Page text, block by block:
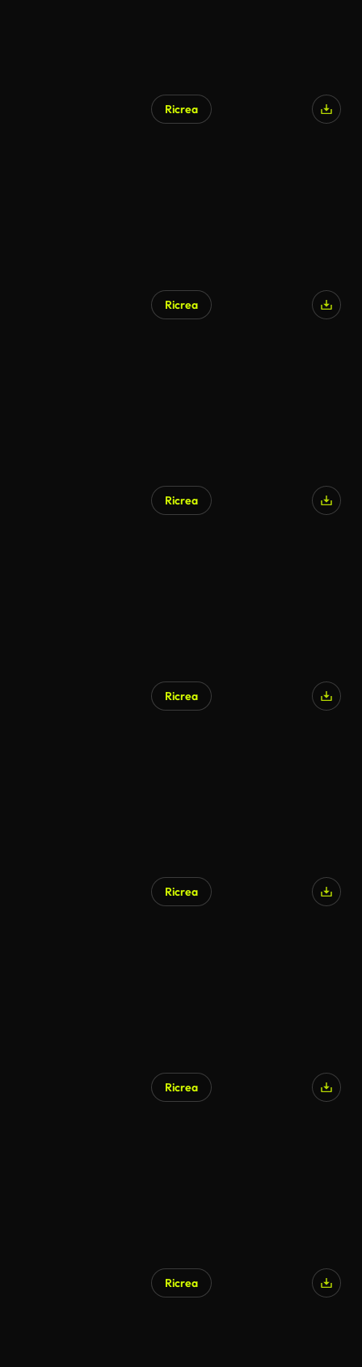
Ricrea
Ricrea
Ricrea
Ricrea
Ricrea
Ricrea
Ricrea